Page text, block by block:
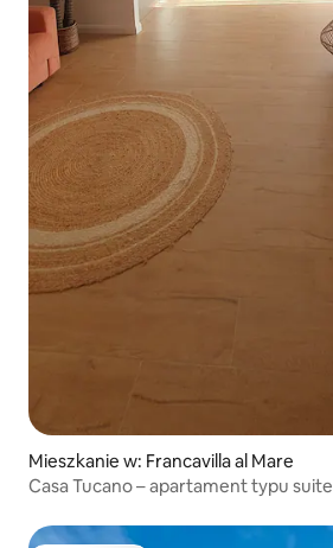
Mieszkanie w: Francavilla al Mare
Casa Tucano – apartament typu suite